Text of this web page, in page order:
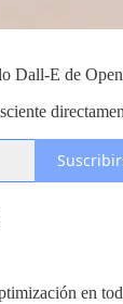
Dall-E de
en